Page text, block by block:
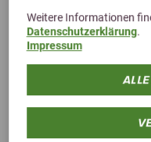
Weitere Informationen
Datenschutzerklärung.
Impressum